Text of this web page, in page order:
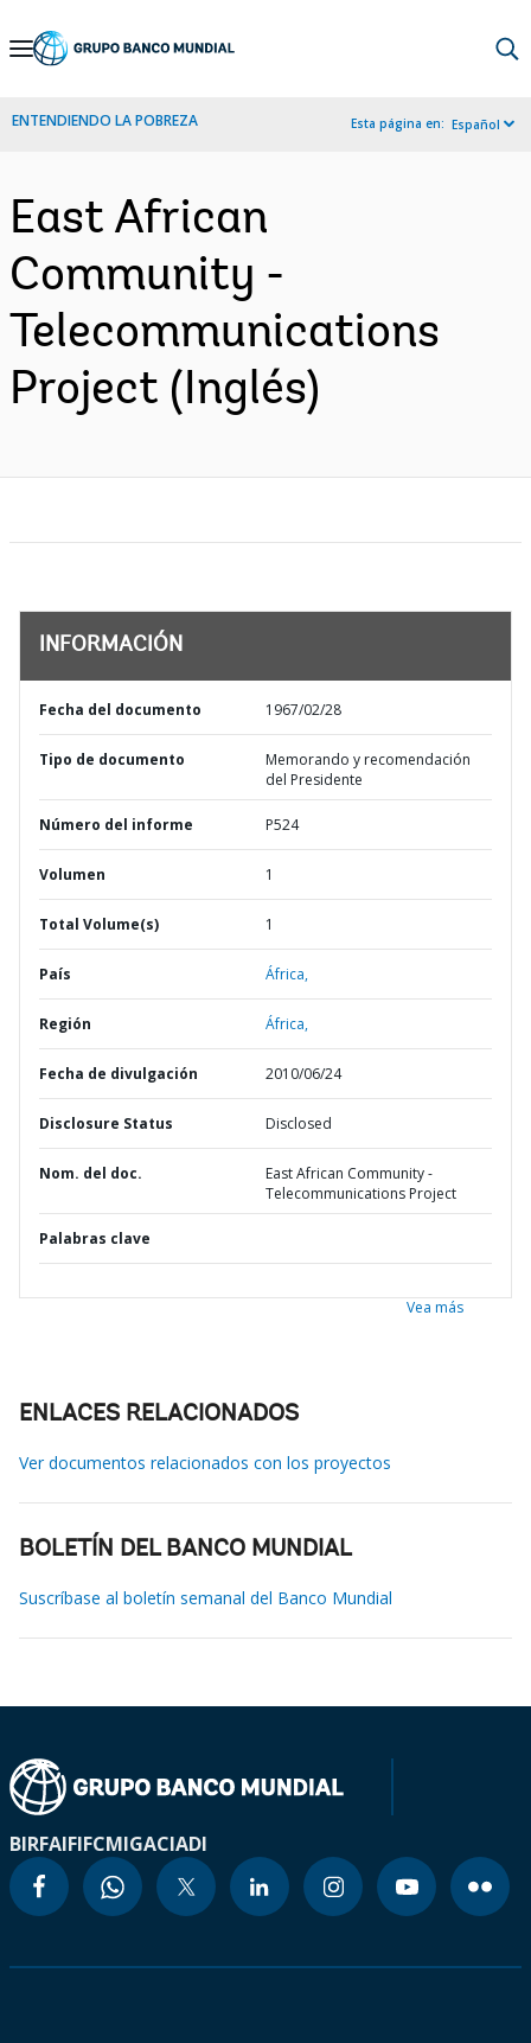
Skip
Navigation
ENTENDIENDO LA POBREZA Esta página en: Español
East African
Community -
Telecommunications
Project (Inglés)
INFORMACIÓN
Fecha del documento 1967/02/28
Tipo de documento
Memorando y recomendación
del Presidente
Número del informe P524
Volumen 1
Total Volume(s) 1
País África,
Región África,
Fecha de divulgación 2010/06/24
Disclosure Status Disclosed
Nom. del doc.
East African Community -
Telecommunications Project
Palabras clave
Vea más
ENLACES RELACIONADOS
Ver documentos relacionados con los proyectos
BOLETÍN DEL BANCO MUNDIAL
Suscríbase al boletín semanal del Banco Mundial
BIRFAIFIFCMIGACIADI